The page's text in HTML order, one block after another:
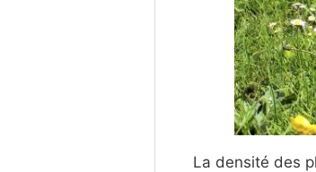
La densité des